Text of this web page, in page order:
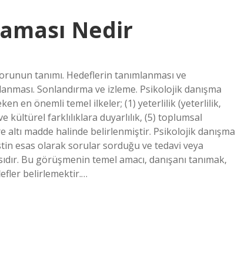
Nedir
tanımı. Hedeflerin tanımlanması ve
Sonlandırma ve izleme. Psikolojik danışma
en önemli temel ilkeler; (1) yeterlilik (yeterlilik,
kültürel farklılıklara duyarlılık, (5) toplumsal
madde halinde belirlenmiştir. Psikolojik danışma
esas olarak sorular sorduğu ve tedavi veya
Bu görüşmenin temel amacı, danışanı tanımak,
belirlemektir.…